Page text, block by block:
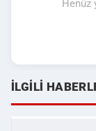
Henüz
İLGILI